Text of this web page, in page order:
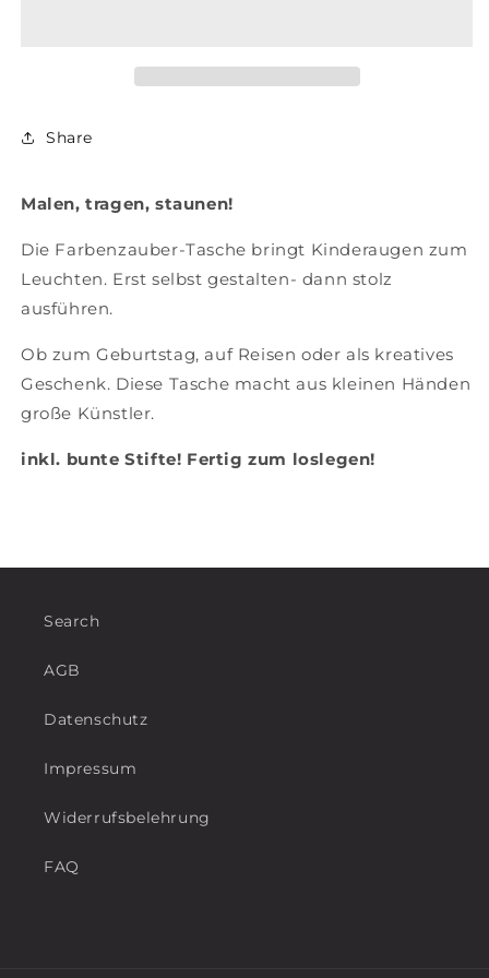
Share
Malen, tragen, staunen!
Die Farbenzauber-Tasche bringt Kinderaugen zum
Leuchten. Erst selbst gestalten- dann stolz
ausführen.
Ob zum Geburtstag, auf Reisen oder als kreatives
Geschenk. Diese Tasche macht aus kleinen Händen
große Künstler.
inkl. bunte Stifte! Fertig zum loslegen!
Search
AGB
Datenschutz
Impressum
Widerrufsbelehrung
FAQ